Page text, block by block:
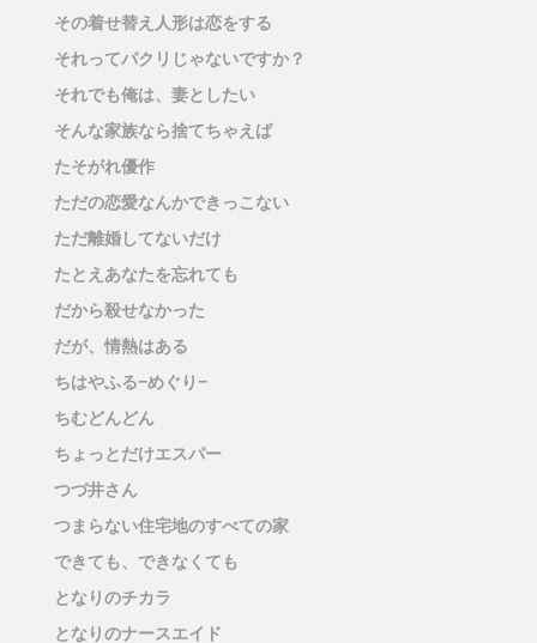
その着せ替え人形は恋をする
それってパクリじゃないですか？
それでも俺は、妻としたい
そんな家族なら捨てちゃえば
たそがれ優作
ただの恋愛なんかできっこない
ただ離婚してないだけ
たとえあなたを忘れても
だから殺せなかった
だが、情熱はある
ちはやふる−めぐり−
ちむどんどん
ちょっとだけエスパー
つづ井さん
つまらない住宅地のすべての家
できても、できなくても
となりのチカラ
となりのナースエイド